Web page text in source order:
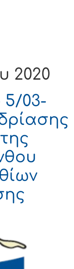
2020
5/03-